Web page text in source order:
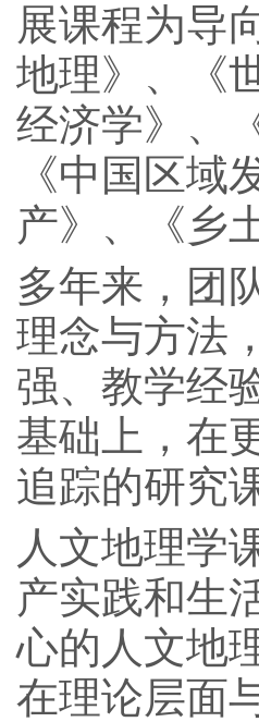
展课程为导
地理》、《
经济学》、
《中国区
产》、《乡
多年来，团
理念与方法
强、教学经
基础上，在
追踪的研究
人文地理学
产实践和生
心的人文地
在理论层面